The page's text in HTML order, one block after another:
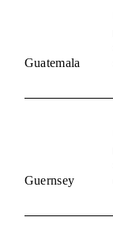
Guatemala
Guernsey